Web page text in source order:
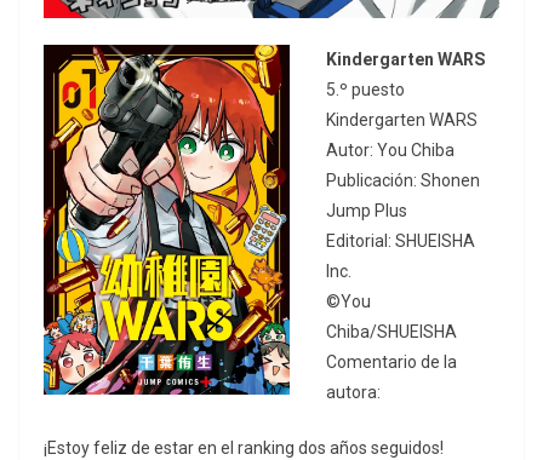
Kindergarten WARS
5.º puesto
Kindergarten WARS
Autor: You Chiba
Publicación: Shonen
Jump Plus
Editorial: SHUEISHA
Inc.
©You
Chiba/SHUEISHA
Comentario de la
autora:
¡Estoy feliz de estar en el ranking dos años seguidos!